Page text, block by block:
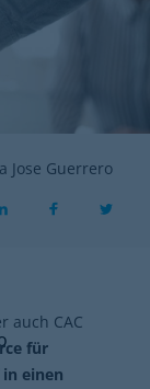
Jose Guerrero
auch CAC
für
in einen